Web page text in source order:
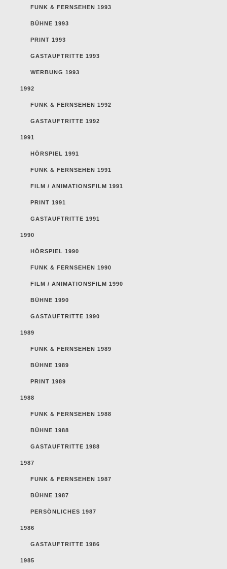
FUNK & FERNSEHEN 1993
BÜHNE 1993
PRINT 1993
GASTAUFTRITTE 1993
WERBUNG 1993
1992
FUNK & FERNSEHEN 1992
GASTAUFTRITTE 1992
1991
HÖRSPIEL 1991
FUNK & FERNSEHEN 1991
FILM / ANIMATIONSFILM 1991
PRINT 1991
GASTAUFTRITTE 1991
1990
HÖRSPIEL 1990
FUNK & FERNSEHEN 1990
FILM / ANIMATIONSFILM 1990
BÜHNE 1990
GASTAUFTRITTE 1990
1989
FUNK & FERNSEHEN 1989
BÜHNE 1989
PRINT 1989
1988
FUNK & FERNSEHEN 1988
BÜHNE 1988
GASTAUFTRITTE 1988
1987
FUNK & FERNSEHEN 1987
BÜHNE 1987
PERSÖNLICHES 1987
1986
GASTAUFTRITTE 1986
1985